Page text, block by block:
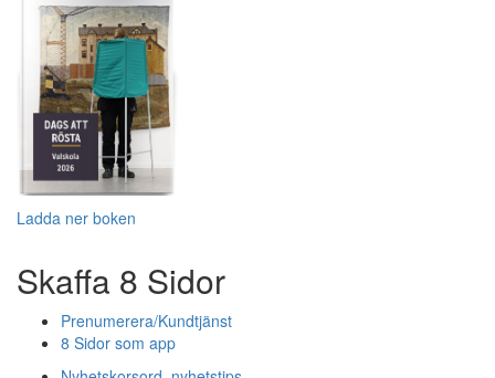
Ladda ner boken
Skaffa 8 Sidor
Prenumerera/Kundtjänst
8 Sidor som app